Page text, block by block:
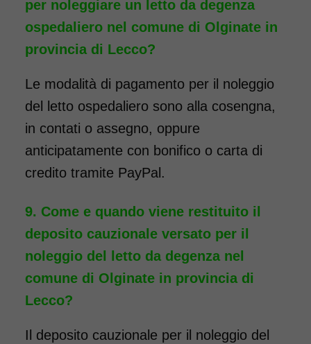
per noleggiare un letto da degenza
ospedaliero nel comune di Olginate in
provincia di Lecco?
Le modalità di pagamento per il noleggio
del letto ospedaliero sono alla cosengna,
in contati o assegno, oppure
anticipatamente con bonifico o carta di
credito tramite PayPal.
Come e quando viene restituito il
deposito cauzionale versato per il
noleggio del letto da degenza nel
comune di Olginate in provincia di
Lecco?
Il deposito cauzionale per il noleggio del